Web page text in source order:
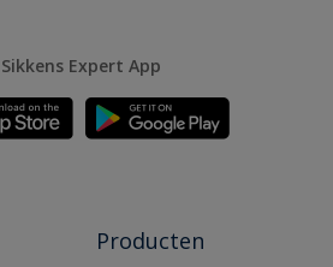
Sikkens Expert App
Producten